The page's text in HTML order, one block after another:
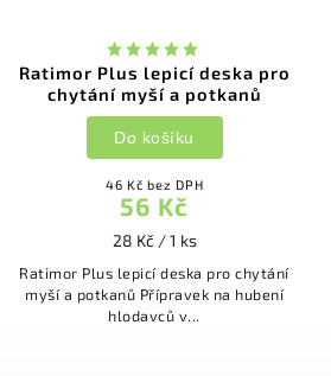
Ratimor Plus lepicí deska pro
chytání myší a potkanů
46 Kč bez DPH
56 Kč
28 Kč / 1 ks
Do košíku
Ratimor Plus lepicí deska pro chytání
myší a potkanů Přípravek na hubení
hlodavců v...